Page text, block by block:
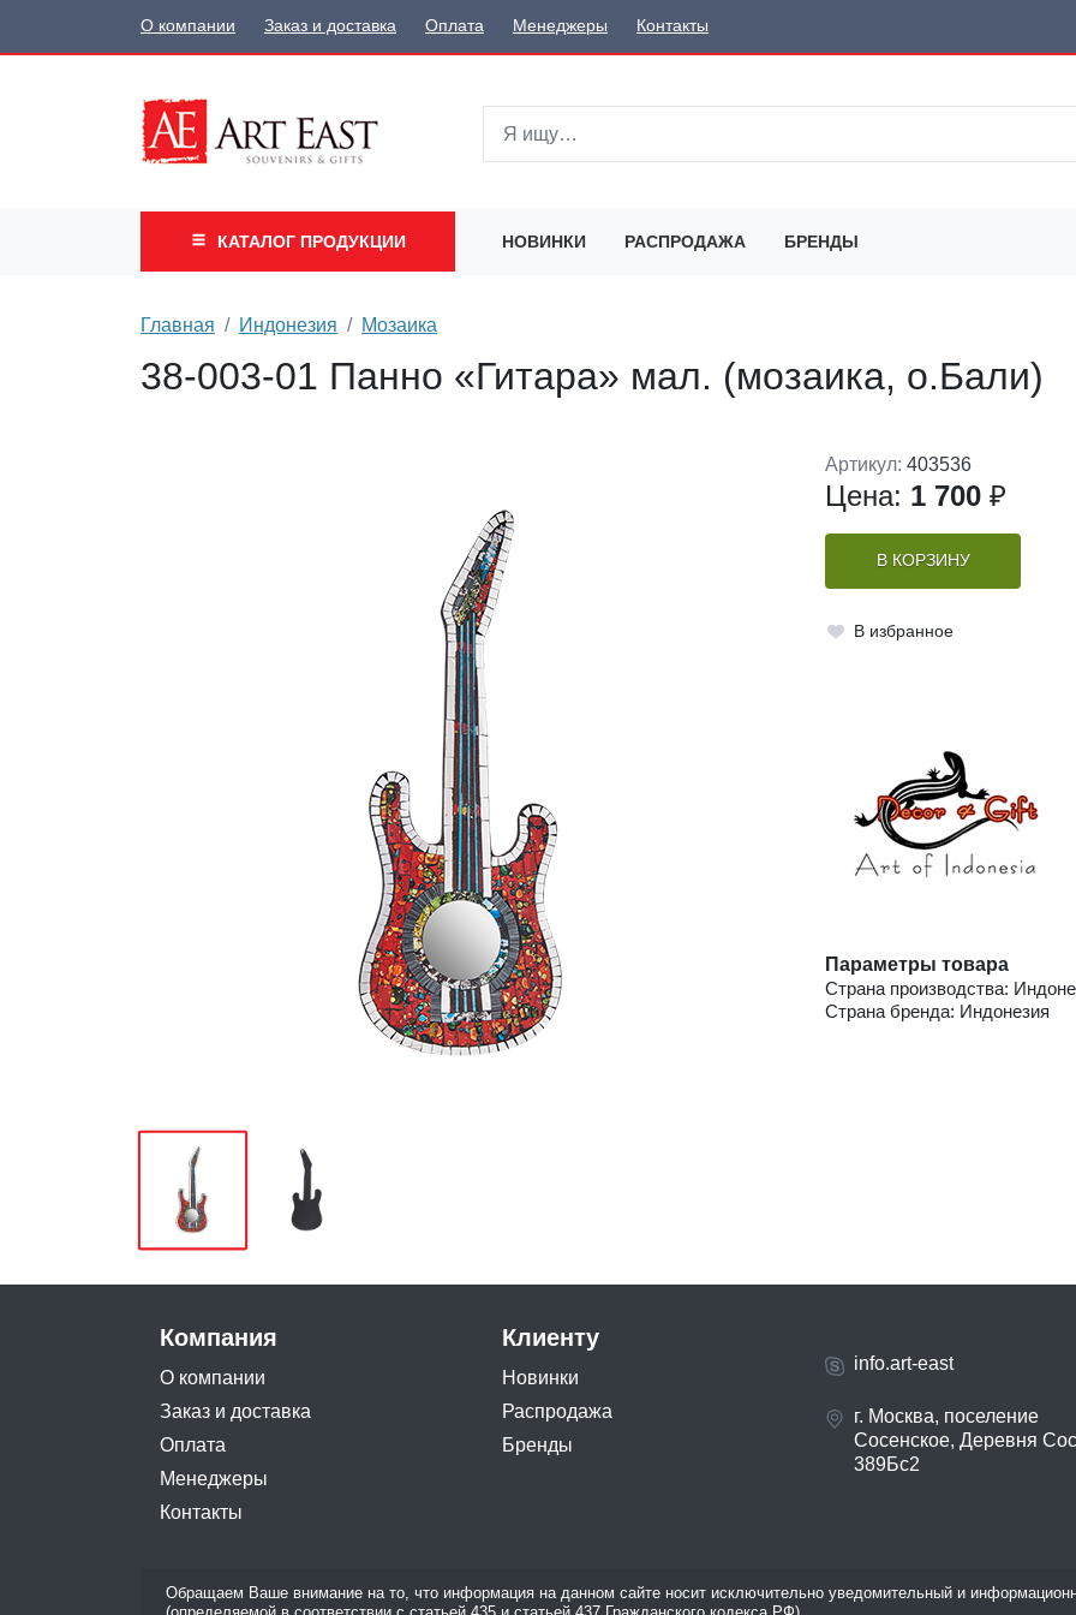
О компании Заказ и доставка Оплата Менеджеры Контакты
КАТАЛОГ ПРОДУКЦИИ НОВИНКИ РАСПРОДАЖА БРЕНДЫ
Главная Индонезия Мозаика
38-003-01 Панно «Гитара» мал. (мозаика, о.Бали)
Артикул: 403536
Цена: 1 700 ₽
В КОРЗИНУ
В избранное
Параметры товара
Страна производства:
Страна бренда: Индонезия
Компания
О компании
Заказ и доставка
Оплата
Менеджеры
Контакты
Клиенту
Новинки
Распродажа
Бренды
info.art-east
г. Москва, поселение
Сосенское, Деревня
389Бс2
Обращаем Ваше внимание на то, что информация на данном сайте носит исключительно уведомительный и